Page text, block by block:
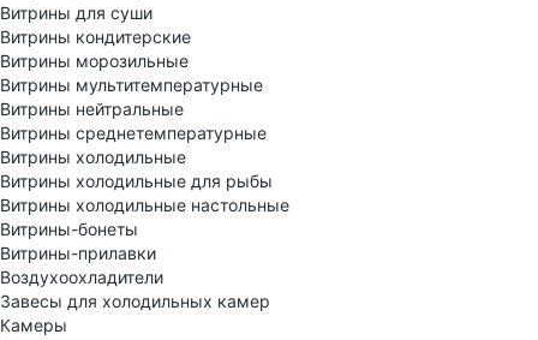
Витрины для суши
Витрины кондитерские
Витрины морозильные
Витрины мультитемпературные
Витрины нейтральные
Витрины среднетемпературные
Витрины холодильные
Витрины холодильные для рыбы
Витрины холодильные настольные
Витрины-бонеты
Витрины-прилавки
Воздухоохладители
Завесы для холодильных камер
Камеры